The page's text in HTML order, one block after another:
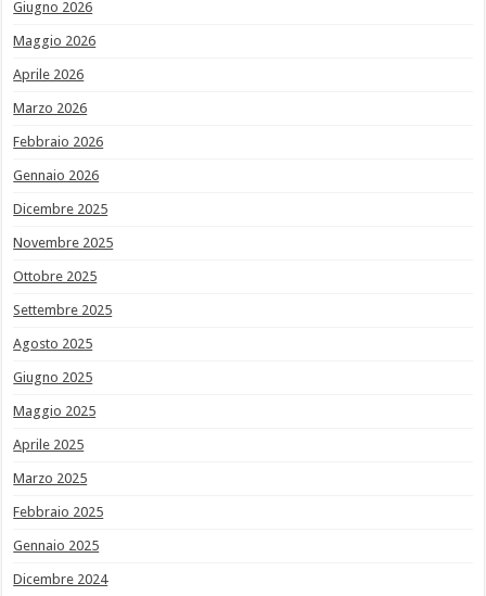
Giugno 2026
Maggio 2026
Aprile 2026
Marzo 2026
Febbraio 2026
Gennaio 2026
Dicembre 2025
Novembre 2025
Ottobre 2025
Settembre 2025
Agosto 2025
Giugno 2025
Maggio 2025
Aprile 2025
Marzo 2025
Febbraio 2025
Gennaio 2025
Dicembre 2024